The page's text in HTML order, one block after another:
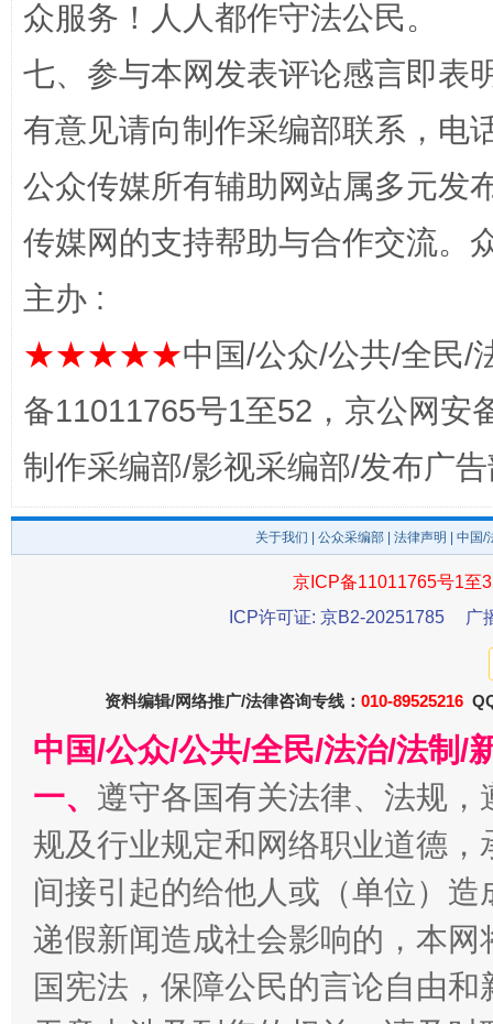
从幼
众服务！人人都作守法公民。
七、参与本网发表评论感言即表
有意见请向制作采编部联系，电
公众传媒所有辅助网站属多元发
传媒网的支持帮助与合作交流。
主办 :
★★★★★中国/公众/公共/全民/
备11011765号1至52，京公网安
制作采编部/影视采编部/发布广
关于我们 公众采编部 法律声明 | 中国
京ICP备11011765号1至
ICP许可证: 京B2-20251785
广
资料编辑/网络推广/法律咨询专线： 010-89525216
中国/公众/公共/全民/法治/法制/
一、 遵守各国有关法律、法规
规及行业规定和网络职业道德
间接引起的给他人或（单位）
递假新闻造成社会影响的，本
国宪法，保障公民的言论自由